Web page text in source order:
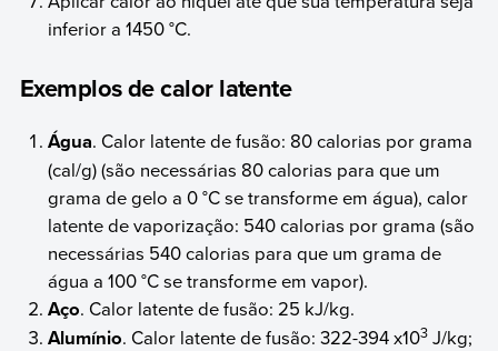
inferior a 1450 °C.
Exemplos de calor latente
Água. Calor latente de fusão: 80 calorias por grama
(cal/g) (são necessárias 80 calorias para que um
grama de gelo a 0 °C se transforme em água), calor
latente de vaporização: 540 calorias por grama (são
necessárias 540 calorias para que um grama de
água a 100 °C se transforme em vapor).
Aço. Calor latente de fusão: 25 kJ/kg.
Alumínio. Calor latente de fusão: 322-394 x103 J/kg;